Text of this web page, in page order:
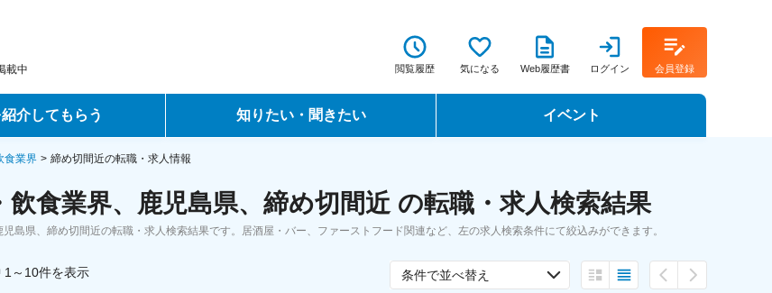
載中 閲覧履歴 気になる Web履歴書 ログイン 会員登録
介してもらう
ビス
知りたい・聞きたい
転職ノウハウ
データで見る転職
イベント
転職フェア
食業界 締め切間近の転職・求人情報
飲食業界、鹿児島県、締め切間近 の転職・求人検索結果
島県、締め切間近の転職・求人検索結果です。居酒屋・バー、ファーストフード関連など、左の求人検索条件にて絞込みができます。
1～10件を表示 条件で並べ替え